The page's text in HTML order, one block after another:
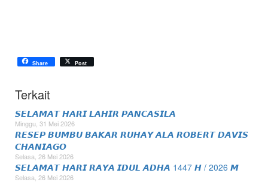
Share Post
Terkait
𝙎𝙀𝙇𝘼𝙈𝘼𝙏 𝙃𝘼𝙍𝙄 𝙇𝘼𝙃𝙄𝙍 𝙋𝘼𝙉𝘾𝘼𝙎𝙄𝙇𝘼
Minggu, 31 Mei 2026
𝙍𝙀𝙎𝙀𝙋 𝘽𝙐𝙈𝘽𝙐 𝘽𝘼𝙆𝘼𝙍 𝙍𝙐𝙃𝘼𝙔 𝘼𝙇𝘼 𝙍𝙊𝘽𝙀𝙍𝙏 𝘿𝘼𝙑𝙄𝙎
𝘾𝙃𝘼𝙉𝙄𝘼𝙂𝙊
Selasa, 26 Mei 2026
𝙎𝙀𝙇𝘼𝙈𝘼𝙏 𝙃𝘼𝙍𝙄 𝙍𝘼𝙔𝘼 𝙄𝘿𝙐𝙇 𝘼𝘿𝙃𝘼 1447 𝙃 / 2026 𝙈
Selasa, 26 Mei 2026